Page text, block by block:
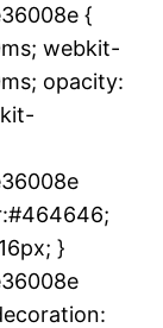
{
webkit-
opacity:
}